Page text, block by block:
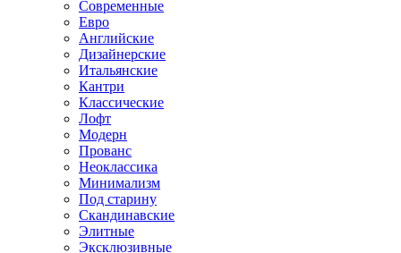
Современные
Евро
Английские
Дизайнерские
Итальянские
Кантри
Классические
Лофт
Модерн
Прованс
Неоклассика
Минимализм
Под старину
Скандинавские
Элитные
Эксклюзивные